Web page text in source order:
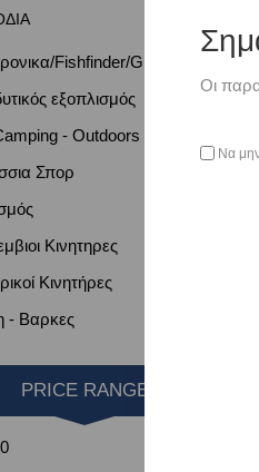
Fishfinder/GPS/VHF
εξοπλισμός
- Outdoors
Σπορ
Κινητηρες
Κινητήρες
- Βαρκες
PRICE RANGE
Οι
Να